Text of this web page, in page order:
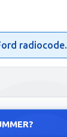
radiocode.